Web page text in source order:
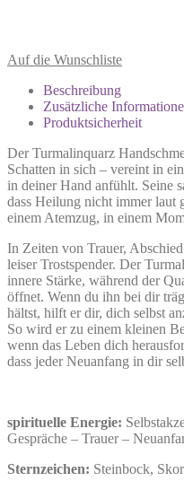
Auf die Wunschliste
Beschreibung
Zusätzliche
Produktsicherheit
Der Turmalinquarz
Schatten in sich – vereint in
in deiner Hand anfühlt. Seine
dass Heilung nicht immer laut
einem Atemzug, in einem
In Zeiten von Trauer,
leiser Trostspender. Der
innere Stärke, während der
öffnet. Wenn du ihn bei dir
hältst, hilft er dir, dich selbst
So wird er zu einem kleinen
wenn das Leben dich
dass jeder Neuanfang in dir
spirituelle Energie:
Gespräche – Trauer –
Sternzeichen: Steinbock,